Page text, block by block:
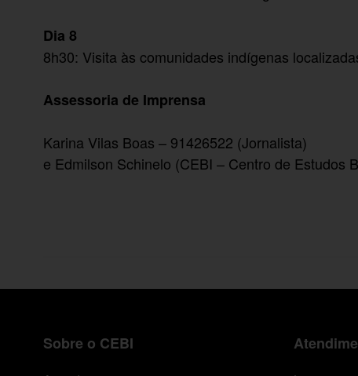
Dia 8
8h30: Visita às comunidades indígenas
Assessoria de Imprensa
Karina Vilas Boas – 91426522 (Jornalista)
e Edmilson Schinelo (CEBI – Centro de Estudos
Sobre o CEBI